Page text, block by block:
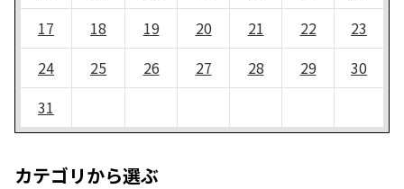
17
18 19 20 21 22
23
24
25 26 27 28 29
30
31
カテゴリから選ぶ